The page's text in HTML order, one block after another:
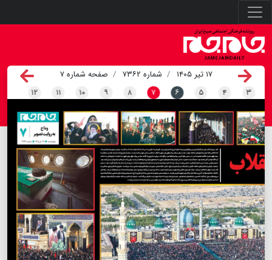
۱۷ تیر ۱۴۰۵ شماره ۷۳۶۲
صفحه شماره ۷
۳ ۴ ۵ ۶ ۷ ۸ ۹ ۱۰ ۱۱ ۱۲